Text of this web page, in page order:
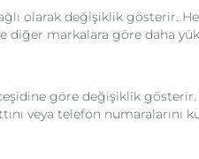
olarak değişiklik gösterir.
markalara göre daha
göre değişiklik
veya telefon